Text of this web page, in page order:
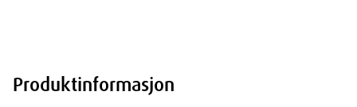
Produktinformasjon